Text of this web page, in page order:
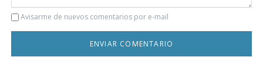
Comentario
Avisarme de nuevos comentarios por e-mail